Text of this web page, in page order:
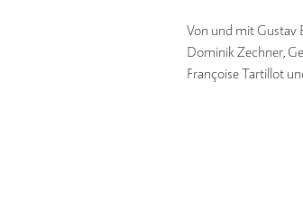
Von und mit Gustav
Dominik Zechner,
Françoise Tartillot